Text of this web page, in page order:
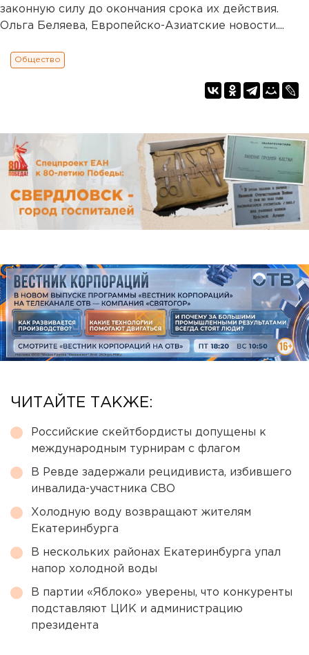
законную силу до окончания срока их действия.
Ольга Беляева, Европейско-Азиатские новости....
Общество
ЧИТАЙТЕ ТАКЖЕ:
Российские скейтбордисты допущены к
международным турнирам с флагом
В Ревде задержали рецидивиста, избившего
инвалида-участника СВО
Холодную воду возвращают жителям
Екатеринбурга
В нескольких районах Екатеринбурга упал
напор холодной воды
В партии «Яблоко» уверены, что конкуренты
подставляют ЦИК и администрацию
президента